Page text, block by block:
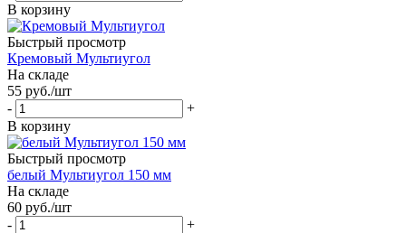
В корзину
Быстрый просмотр
Кремовый Мультиугол
На складе
55 руб./шт
-
+
В корзину
Быстрый просмотр
белый Мультиугол 150 мм
На складе
60 руб./шт
-
+